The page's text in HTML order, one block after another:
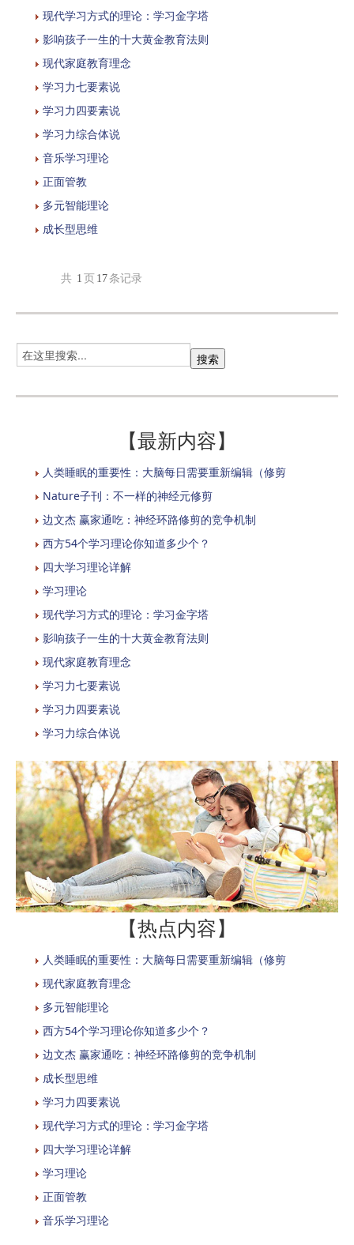
现代学习方式的理论：学习金字塔
影响孩子一生的十大黄金教育法则
现代家庭教育理念
学习力七要素说
学习力四要素说
学习力综合体说
音乐学习理论
正面管教
多元智能理论
成长型思维
共 1 页 17 条记录
【最新内容】
人类睡眠的重要性：大脑每日需要重新编辑（修剪
Nature子刊：不一样的神经元修剪
边文杰 赢家通吃：神经环路修剪的竞争机制
西方54个学习理论你知道多少个？
四大学习理论详解
学习理论
现代学习方式的理论：学习金字塔
影响孩子一生的十大黄金教育法则
现代家庭教育理念
学习力七要素说
学习力四要素说
学习力综合体说
【热点内容】
人类睡眠的重要性：大脑每日需要重新编辑（修剪
现代家庭教育理念
多元智能理论
西方54个学习理论你知道多少个？
边文杰 赢家通吃：神经环路修剪的竞争机制
成长型思维
学习力四要素说
现代学习方式的理论：学习金字塔
四大学习理论详解
学习理论
正面管教
音乐学习理论